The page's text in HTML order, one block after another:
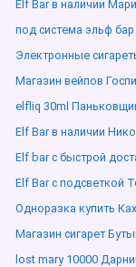
Elf Bar в наличии
под система эльф
Электронные
Магазин вейпов
elfliq 30ml
Elf Bar в наличии
Elf bar с быстрой
Elf Bar с подсветкой
Одноразка купить
Магазин сигарет
lost mary 10000